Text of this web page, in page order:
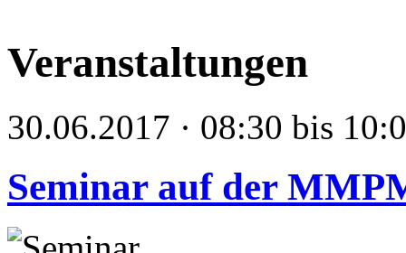
Veranstaltungen
30.06.2017 · 08:30 bis
Seminar auf der